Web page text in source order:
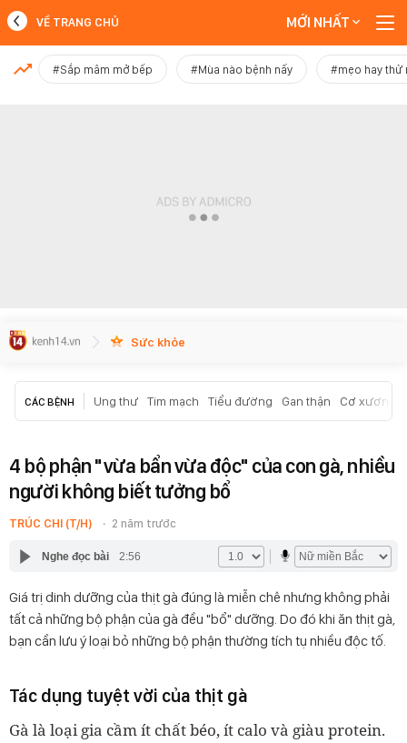
MỚI NHẤT
VỀ TRANG CHỦ MỚI NHẤT
#Sắp mâm mở bếp #Mùa nào bệnh nấy #mẹo hay thử
Sức khỏe
CÁC BỆNH Ung thư Tim mạch Tiểu đường Gan thận Cơ xương
4 bộ phận "vừa bẩn vừa độc" của con gà, nhiều
người không biết tưởng bổ
TRÚC CHI (T/H) 2 năm trước
Nghe đọc bài 2:56
Giá trị dinh dưỡng của thịt gà đúng là miễn chê nhưng không phải
tất cả những bộ phận của gà đều "bổ" dưỡng. Do đó khi ăn thịt gà,
bạn cần lưu ý loại bỏ những bộ phận thường tích tụ nhiều độc tố.
Tác dụng tuyệt vời của thịt gà
Gà là loại gia cầm ít chất béo, ít calo và giàu protein.